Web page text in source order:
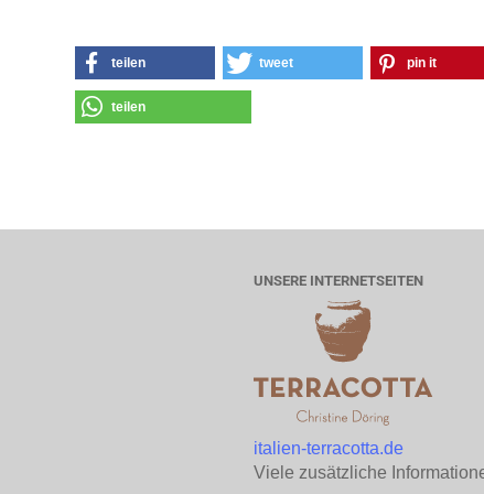
teilen tweet pin it
teilen
UNSERE INTERNETSEITEN
italien-terracotta.de
Viele zusätzliche